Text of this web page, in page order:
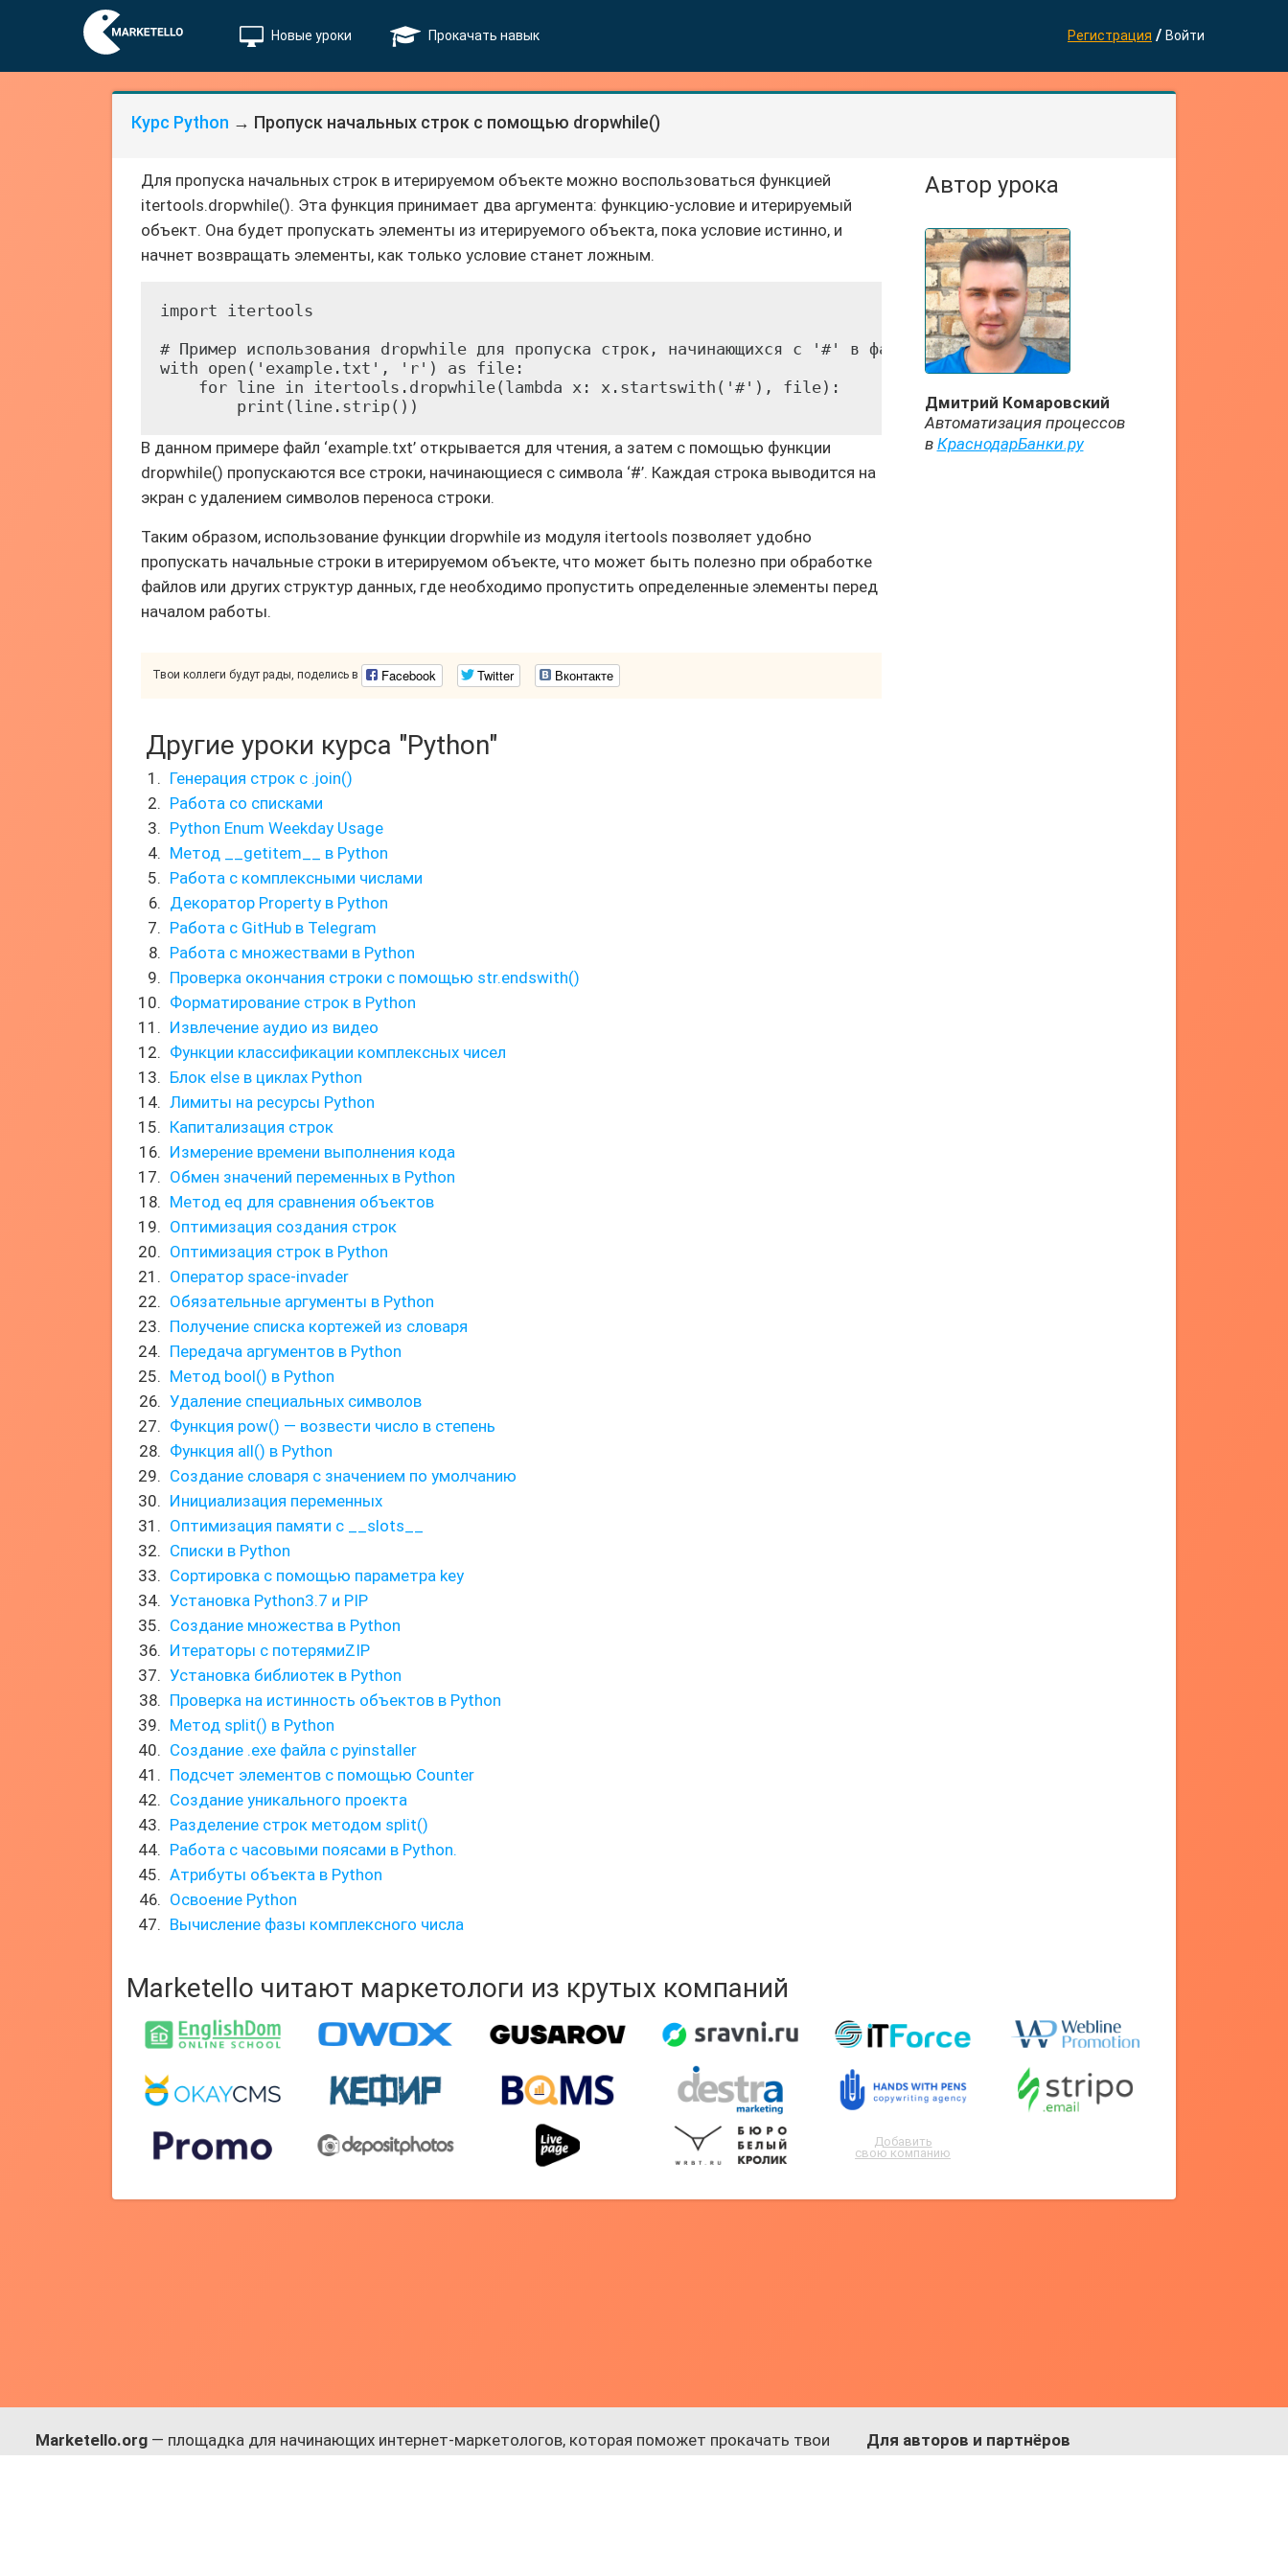
Новые уроки Прокачать навык Регистрация / Войти
Курс Python → Пропуск начальных строк с помощью dropwhile()
Для пропуска начальных строк в итерируемом объекте можно воспользоваться функцией
itertools.dropwhile(). Эта функция принимает два аргумента: функцию-условие и итерируемый
объект. Она будет пропускать элементы из итерируемого объекта, пока условие истинно, и
начнет возвращать элементы, как только условие станет ложным.
import itertools
# Пример использования dropwhile для пропуска строк, начинающихся с '#' в файле
with open('example.txt', 'r') as file:
    for line in itertools.dropwhile(lambda x: x.startswith('#'), file):
        print(line.strip())
В данном примере файл ‘example.txt’ открывается для чтения, а затем с помощью функции
dropwhile() пропускаются все строки, начинающиеся с символа ‘#’. Каждая строка выводится на
экран с удалением символов переноса строки.
Таким образом, использование функции dropwhile из модуля itertools позволяет удобно
пропускать начальные строки в итерируемом объекте, что может быть полезно при обработке
файлов или других структур данных, где необходимо пропустить определенные элементы перед
началом работы.
Твои коллеги будут рады, поделись в Facebook Twitter Вконтакте
Автор урока
Дмитрий Комаровский
Автоматизация процессов
в КраснодарБанки.ру
Другие уроки курса "Python"
Генерация строк с .join()
Работа со списками
Python Enum Weekday Usage
Метод __getitem__ в Python
Работа с комплексными числами
Декоратор Property в Python
Работа с GitHub в Telegram
Работа с множествами в Python
Проверка окончания строки с помощью str.endswith()
Форматирование строк в Python
Извлечение аудио из видео
Функции классификации комплексных чисел
Блок else в циклах Python
Лимиты на ресурсы Python
Капитализация строк
Измерение времени выполнения кода
Обмен значений переменных в Python
Метод eq для сравнения объектов
Оптимизация создания строк
Оптимизация строк в Python
Оператор space-invader
Обязательные аргументы в Python
Получение списка кортежей из словаря
Передача аргументов в Python
Метод bool() в Python
Удаление специальных символов
Функция pow() — возвести число в степень
Функция all() в Python
Создание словаря с значением по умолчанию
Инициализация переменных
Оптимизация памяти с __slots__
Списки в Python
Сортировка с помощью параметра key
Установка Python3.7 и PIP
Создание множества в Python
Итераторы с потерямиZIP
Установка библиотек в Python
Проверка на истинность объектов в Python
Метод split() в Python
Создание .exe файла с pyinstaller
Подсчет элементов с помощью Counter
Создание уникального проекта
Разделение строк методом split()
Работа с часовыми поясами в Python.
Атрибуты объекта в Python
Освоение Python
Вычисление фазы комплексного числа
Marketello читают маркетологи из крутых компаний
Добавить
свою компанию
Marketello.org — площадка для начинающих интернет-маркетологов, которая поможет прокачать твои
Для авторов и партнёров